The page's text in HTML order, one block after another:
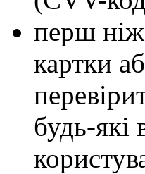
перш ніж
картки
будь-які